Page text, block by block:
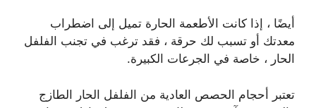
أيضًا ، إذا كانت الأطعمة الحارة تميل إلى اضطراب
معدتك أو تسبب لك حرقة ، فقد ترغب في تجنب الفلفل
الحار ، خاصة في الجرعات الكبيرة.
تعتبر أحجام الحصص العادية من الفلفل الحار الطازج